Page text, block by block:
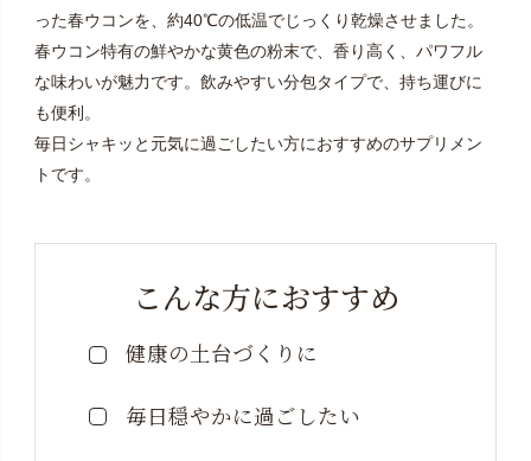
った春ウコンを、約40℃の低温でじっくり乾燥させました。
春ウコン特有の鮮やかな黄色の粉末で、香り高く、パワフル
な味わいが魅力です。飲みやすい分包タイプで、持ち運びに
も便利。
毎日シャキッと元気に過ごしたい方におすすめのサプリメン
トです。
こんな方におすすめ
健康の土台づくりに
毎日穏やかに過ごしたい